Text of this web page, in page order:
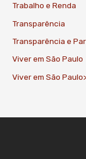
Trabalho e Renda
Transparência
Transparência e
Viver em São Paulo
Viver em São